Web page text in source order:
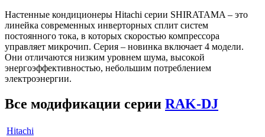
Настенные кондиционеры Hitachi серии SHIRATAMA – это
линейка современных инверторных сплит систем
постоянного тока, в которых скоростью компрессора
управляет микрочип. Серия – новинка включает 4 модели.
Они отличаются низким уровнем шума, высокой
энергоэффективностью, небольшим потреблением
электроэнергии.
Все модификации серии RAK-DJ
Hitachi